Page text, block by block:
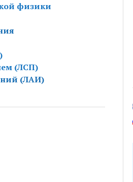
физики
(ЛСП)
(ЛАИ)